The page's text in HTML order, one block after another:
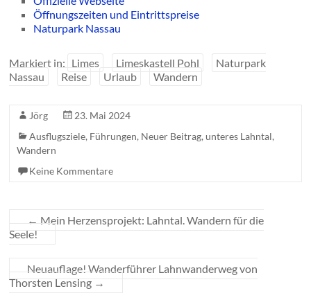
Öffnungszeiten und Eintrittspreise
Naturpark Nassau
Markiert in: Limes Limeskastell Pohl
Naturpark
Nassau
Reise Urlaub Wandern
Jörg
23. Mai 2024
Ausflugsziele, Führungen, Neuer Beitrag, unteres Lahntal,
Wandern
Keine Kommentare
← Mein Herzensprojekt: Lahntal. Wandern für die
Seele!
Neuauflage! Wanderführer Lahnwanderweg von
Thorsten Lensing →